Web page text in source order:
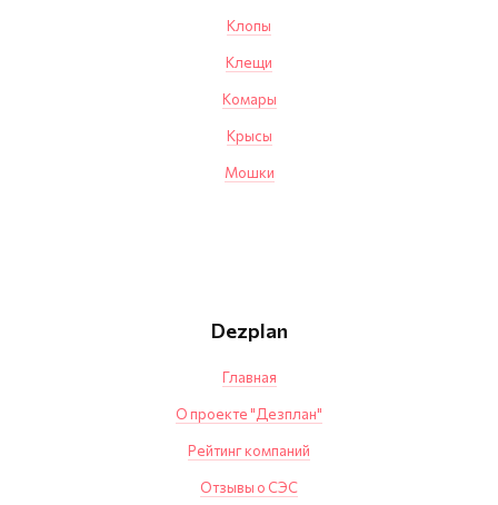
Dezplan
Главная
О проекте "Дезплан"
Рейтинг компаний
Отзывы о СЭС
Клопы
Клещи
Комары
Крысы
Мошки